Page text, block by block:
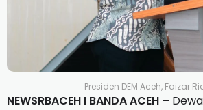
Presiden DEM Aceh, Faizar
NEWSRBACEH I BANDA ACEH –